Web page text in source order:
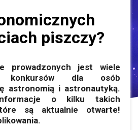
piszczy?
prowadzonych jest wiele
konkursów dla osób
astronomią i astronautyką.
o kilku takich
są aktualnie otwarte!